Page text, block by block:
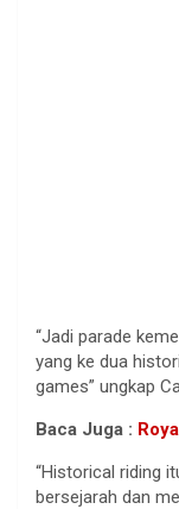
“Jadi parade
yang ke dua
games” ungkap
Baca Juga :
“Historical riding
bersejarah dan